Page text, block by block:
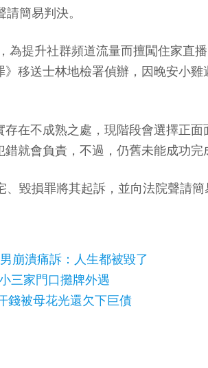
簡易判決。
為提升社群頻道流量而擅闖住家直
移送士林地檢署偵辦，因晚安小
在不成熟之處，現階段會選擇正
就會負責，不過，仍舊未能成功完
毀損罪將其起訴，並向法院聲請簡
崩潰痛訴：人生都被毀了
三家門口攤牌外遇
錢被母花光還欠下巨債